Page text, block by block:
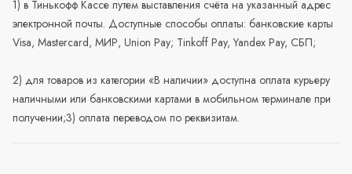
1) в Тинькофф Кассе путем выставления счёта на указанный адрес
электронной почты. Доступные способы оплаты: банковские карты
Visa, Mastercard, МИР, Union Pay; Tinkoff Pay, Yandex Pay, СБП;
2) для товаров из категории «В наличии» доступна оплата курьеру
наличными или банковскими картами в мобильном терминале при
получении;3) оплата переводом по реквизитам.